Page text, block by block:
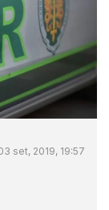
set, 2019, 19:57